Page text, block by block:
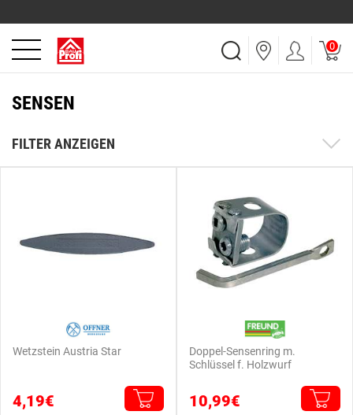
0
SENSEN
FILTER ANZEIGEN
Wetzstein Austria Star
4,19€
Doppel-Sensenring m.
Schlüssel f. Holzwurf
10,99€